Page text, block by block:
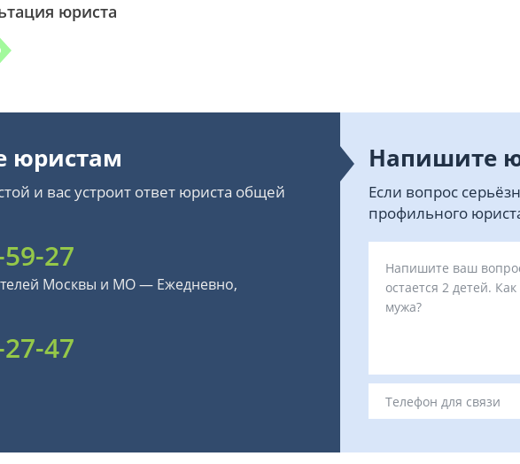
юриста
юристам
и вас устроит ответ юриста общей
27
Москвы и МО — Ежедневно,
47
Напишите
Если вопрос
профильного